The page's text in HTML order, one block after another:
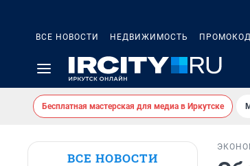
ВСЕ НОВОСТИ НЕДВИЖИМОСТЬ
Бесплатная мастерская для медиа в Иркутске
ВСЕ НОВОСТИ